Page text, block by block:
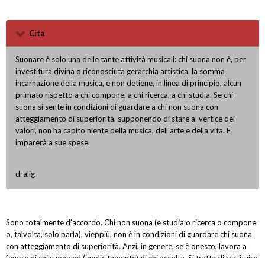
Cita
Suonare è solo una delle tante attività musicali: chi suona non è, per
investitura divina o riconosciuta gerarchia artistica, la somma
incarnazione della musica, e non detiene, in linea di principio, alcun
primato rispetto a chi compone, a chi ricerca, a chi studia. Se chi
suona si sente in condizioni di guardare a chi non suona con
atteggiamento di superiorità, supponendo di stare al vertice dei
valori, non ha capito niente della musica, dell'arte e della vita. E
imparerà a sue spese.
dralig
Sono totalmente d'accordo. Chi non suona (e studia o ricerca o compone
o, talvolta, solo parla), vieppiù, non è in condizioni di guardare chi suona
con atteggiamento di superiorità. Anzi, in genere, se è onesto, lavora a